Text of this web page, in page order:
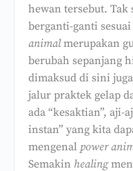
hewan tersebut. Tak
berganti-ganti
animalmerupakan
berubah sepanjang
dimaksud di sini
jalur praktek gelap
ada “kesaktian”,
instan” yang kita
mengenal power
Semakin healing